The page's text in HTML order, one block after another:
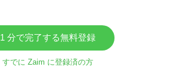
1 分で完了する無料登録
すでに Zaim に登録済の方